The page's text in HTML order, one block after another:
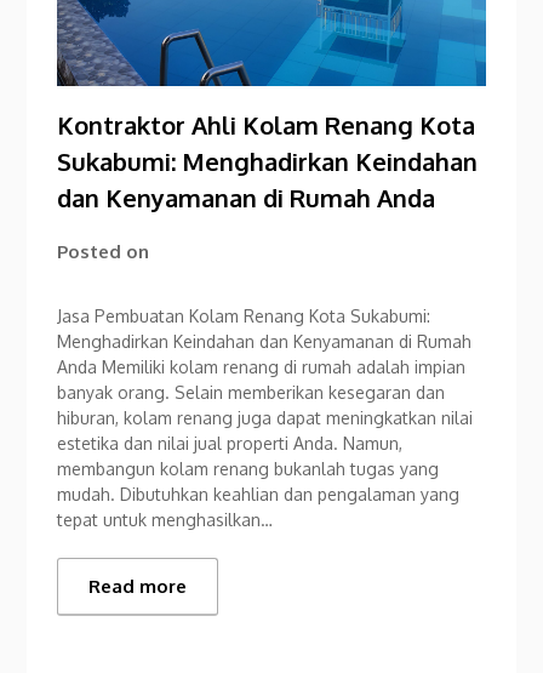
Kontraktor Ahli Kolam Renang Kota
Sukabumi: Menghadirkan Keindahan
dan Kenyamanan di Rumah Anda
Posted on
Jasa Pembuatan Kolam Renang Kota Sukabumi:
Menghadirkan Keindahan dan Kenyamanan di Rumah
Anda Memiliki kolam renang di rumah adalah impian
banyak orang. Selain memberikan kesegaran dan
hiburan, kolam renang juga dapat meningkatkan nilai
estetika dan nilai jual properti Anda. Namun,
membangun kolam renang bukanlah tugas yang
mudah. Dibutuhkan keahlian dan pengalaman yang
tepat untuk menghasilkan…
Read more